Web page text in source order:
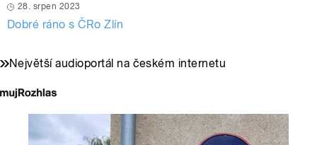
28. srpen 2023
Dobré ráno s ČRo Zlín
Největší audioportál na českém internetu